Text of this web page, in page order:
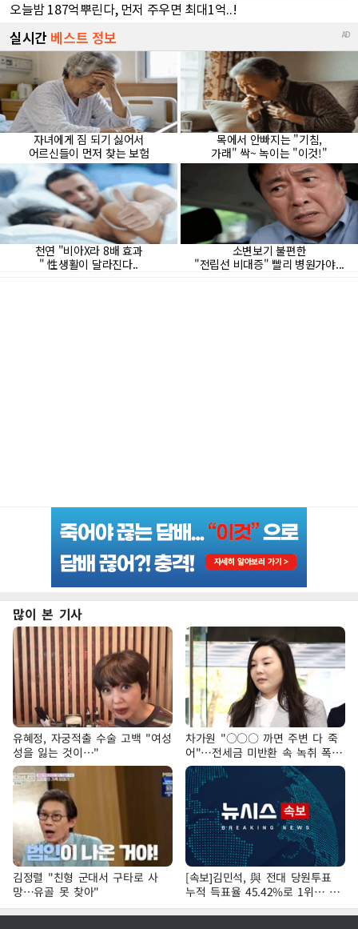
많이 본 기사
유혜정, 자궁적출 수술 고백 "여성
성을 잃는 것이…"
차가원 "○○○ 까면 주변 다 죽
어"…전세금 미반환 속 녹취 폭로
파장
김정렬 "친형 군대서 구타로 사
망…유골 못 찾아"
[속보]김민석, 與 전대 당원투표
누적 득표율 45.42%로 1위… 정
청래 44.56%